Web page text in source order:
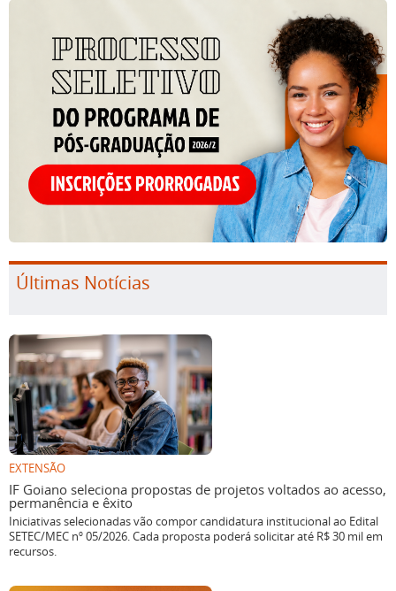
Últimas Notícias
EXTENSÃO
IF Goiano seleciona propostas de projetos voltados ao acesso,
permanência e êxito
Iniciativas selecionadas vão compor candidatura institucional ao Edital
SETEC/MEC nº 05/2026. Cada proposta poderá solicitar até R$ 30 mil em
recursos.